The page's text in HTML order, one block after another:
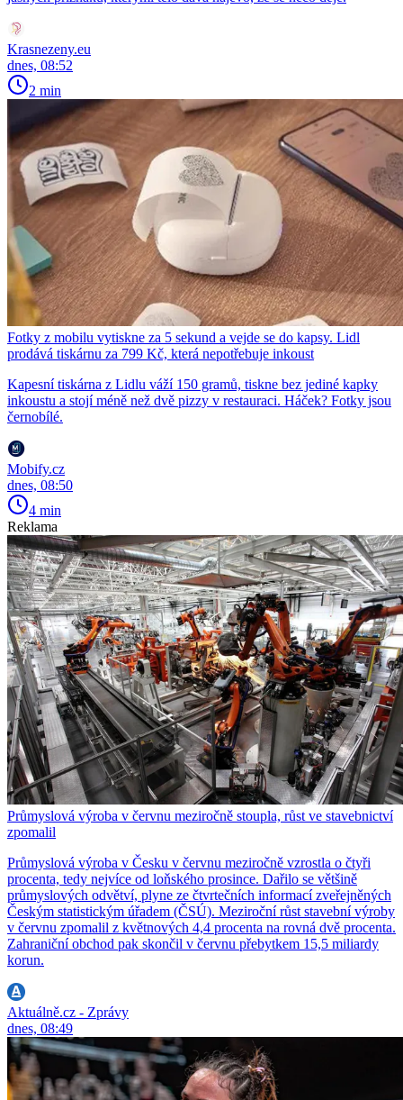
Krasnezeny.eu
dnes, 08:52
2 min
Fotky z mobilu vytiskne za 5 sekund a vejde se do kapsy. Lidl
prodává tiskárnu za 799 Kč, která nepotřebuje inkoust
Kapesní tiskárna z Lidlu váží 150 gramů, tiskne bez jediné kapky
inkoustu a stojí méně než dvě pizzy v restauraci. Háček? Fotky jsou
černobílé.
Mobify.cz
dnes, 08:50
4 min
Reklama
Průmyslová výroba v červnu meziročně stoupla, růst ve stavebnictví
zpomalil
Průmyslová výroba v Česku v červnu meziročně vzrostla o čtyři
procenta, tedy nejvíce od loňského prosince. Dařilo se většině
průmyslových odvětví, plyne ze čtvrtečních informací zveřejněných
Českým statistickým úřadem (ČSÚ). Meziroční růst stavební výroby
v červnu zpomalil z květnových 4,4 procenta na rovná dvě procenta.
Zahraniční obchod pak skončil v červnu přebytkem 15,5 miliardy
korun.
Aktuálně.cz - Zprávy
dnes, 08:49